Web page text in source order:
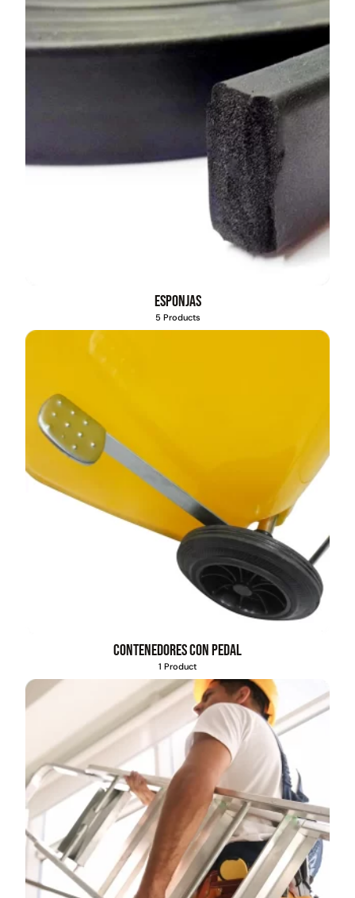
Esponjas
5 Products
Contenedores con pedal
1 Product